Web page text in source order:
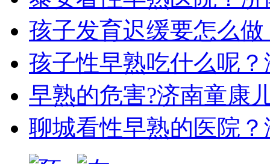
孩子发育迟缓要怎么
孩子性早熟吃什么呢
早熟的危害?济南童康
聊城看性早熟的医院